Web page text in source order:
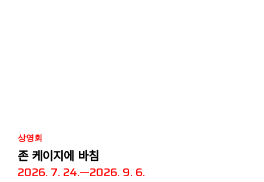
상영회
존 케이지에 바침
2026. 7. 24.—2026. 9. 6.